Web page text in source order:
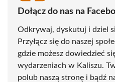
Dołącz do nas na
Odkrywaj, dyskutuj i dziel
Przyłącz się do naszej
gdzie możesz dowiedzieć
wydarzeniach w Kaliszu.
polub naszą stronę i bądź